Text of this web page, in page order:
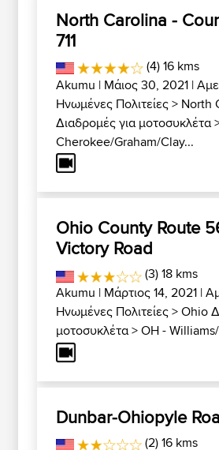
North Carolina -
711
(4) 16 kms
Akumu | Μάιος 30, 2021 |
Ηνωμένες Πολιτείες> North
Διαδρομές για μοτοσυκλέτα
Cherokee/Graham/Clay...
Ohio County Route
Victory Road
(3) 18 kms
Akumu | Μάρτιος 14, 2021 |
Ηνωμένες Πολιτείες>Ohio
μοτοσυκλέτα>OH -
Dunbar-Ohiopyle
(2) 16 kms